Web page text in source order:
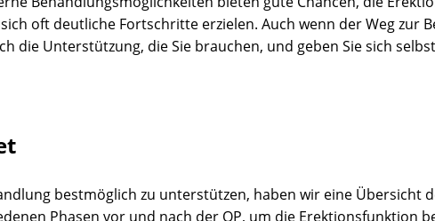
oft deutliche Fortschritte erzielen. Auch wenn der Weg zur
die Unterstützung, die Sie brauchen, und geben Sie sich
bestmöglich zu unterstützen, haben wir eine
Phasen vor und nach der OP, um die Erektionsfunktion